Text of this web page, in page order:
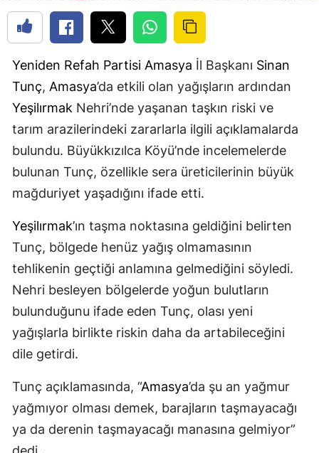
Yeniden Refah Partisi Amasya İl Başkanı Sinan
Tunç, Amasya’da etkili olan yağışların ardından
Yeşilırmak Nehri’nde yaşanan taşkın riski ve
tarım arazilerindeki zararlarla ilgili açıklamalarda
bulundu. Büyükkızılca Köyü’nde incelemelerde
bulunan Tunç, özellikle sera üreticilerinin büyük
mağduriyet yaşadığını ifade etti.
Yeşilırmak’ın taşma noktasına geldiğini belirten
Tunç, bölgede henüz yağış olmamasının
tehlikenin geçtiği anlamına gelmediğini söyledi.
Nehri besleyen bölgelerde yoğun bulutların
bulunduğunu ifade eden Tunç, olası yeni
yağışlarla birlikte riskin daha da artabileceğini
dile getirdi.
Tunç açıklamasında, “Amasya’da şu an yağmur
yağmıyor olması demek, barajların taşmayacağı
ya da derenin taşmayacağı manasına gelmiyor”